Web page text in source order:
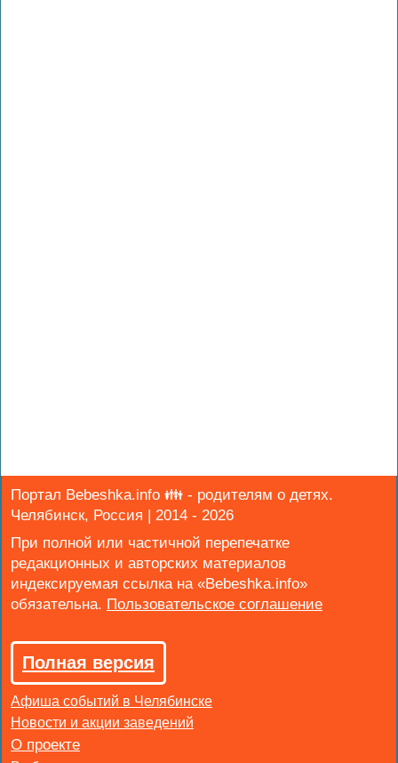
Портал Bebeshka.info 👪 - родителям о детях.
Челябинск, Россия | 2014 - 2026
При полной или частичной перепечатке
редакционных и авторских материалов
индексируемая ссылка на «Bebeshka.info»
обязательна.
Полная версия
Афиша событий в Челябинске
Новости и акции заведений